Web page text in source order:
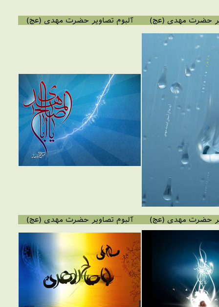
حضرت مهدی (عج) آلبوم تصاویر حضرت مهدی (عج)
حضرت مهدی (عج) آلبوم تصاویر حضرت مهدی (عج)